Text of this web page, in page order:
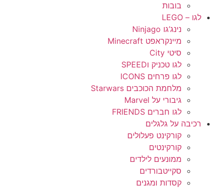
בובות
לגו – LEGO
נינג’גו Ninjago
מיינקראפט Minecraft
סיטי City
לגו טכניק וSPEED
לגו פרחים ICONS
מלחמת הכוכבים Starwars
גיבורי על Marvel
לגו חברים FRIENDS
רכיבה על גלגלים
קורקינט פעלולים
קורקינטים
ממונעים לילדים
סקייטבורדים
קסדות ומגנים